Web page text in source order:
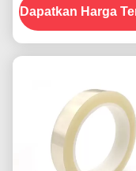
mengupas
Dapatkan Harga